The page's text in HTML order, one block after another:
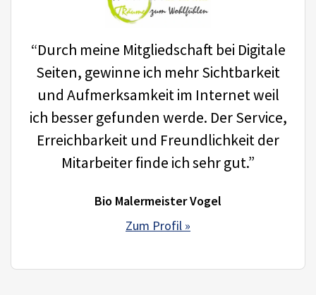
“Durch meine Mitgliedschaft bei Digitale
Seiten, gewinne ich mehr Sichtbarkeit
und Aufmerksamkeit im Internet weil
ich besser gefunden werde. Der Service,
Erreichbarkeit und Freundlichkeit der
Mitarbeiter finde ich sehr gut.”
Bio Malermeister Vogel
Zum Profil »